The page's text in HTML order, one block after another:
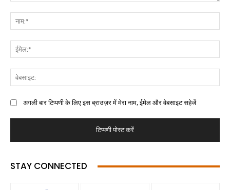
अगली बार टिप्पणी के लिए इस ब्राउज़र में मेरा नाम, ईमेल और वेबसाइट सहेजें
STAY CONNECTED